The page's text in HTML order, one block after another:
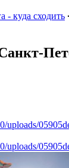
- куда сходить
uploads/
uploads/